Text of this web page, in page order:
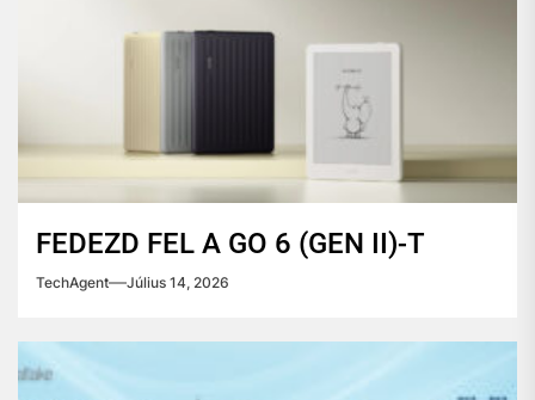
FEDEZD FEL A GO 6 (GEN II)-T
TechAgent Július 14, 2026